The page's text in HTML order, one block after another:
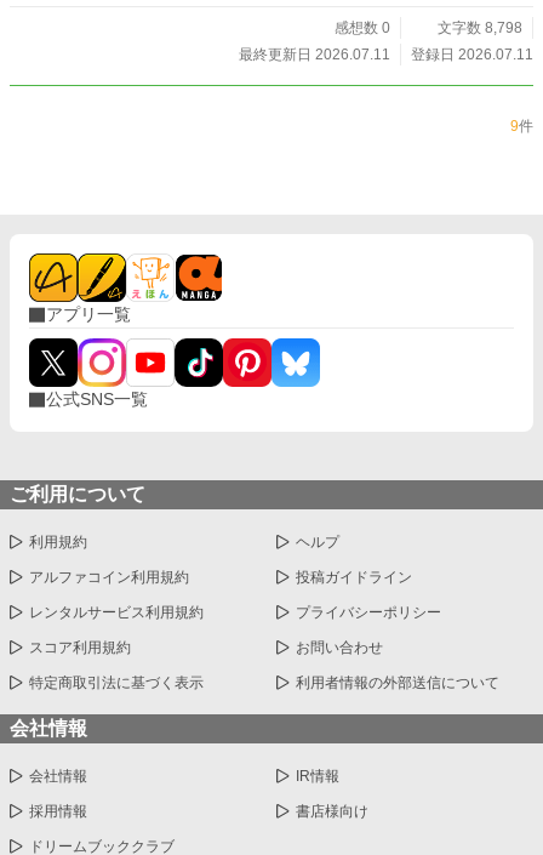
神様と、無表情でしっかり者の巫女が挑む、和風あやかし日
感想数 0
文字数 8,798
最終更新日 2026.07.11
登録日 2026.07.11
9件
アプリ一覧
公式SNS一覧
ご利用について
利用規約 ヘルプ
アルファコイン利用規約 投稿ガイドライン
レンタルサービス利用規約 プライバシーポリシー
スコア利用規約 お問い合わせ
特定商取引法に基づく表示 利用者情報の外部送信について
会社情報
会社情報 IR情報
採用情報 書店様向け
ドリームブッククラブ